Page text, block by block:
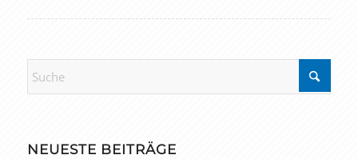
NEUESTE BEITRÄGE